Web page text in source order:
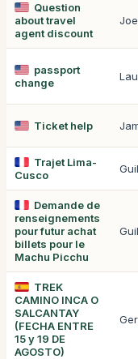
Question
about travel
agent discount
Joe
passport
change
Ticket help
Trajet Lima-
Cusco
Demande de
renseignements
pour futur achat
billets pour le
Machu Picchu
TREK
CAMINO INCA O
SALCANTAY
(FECHA ENTRE
15 y 19 DE
AGOSTO)